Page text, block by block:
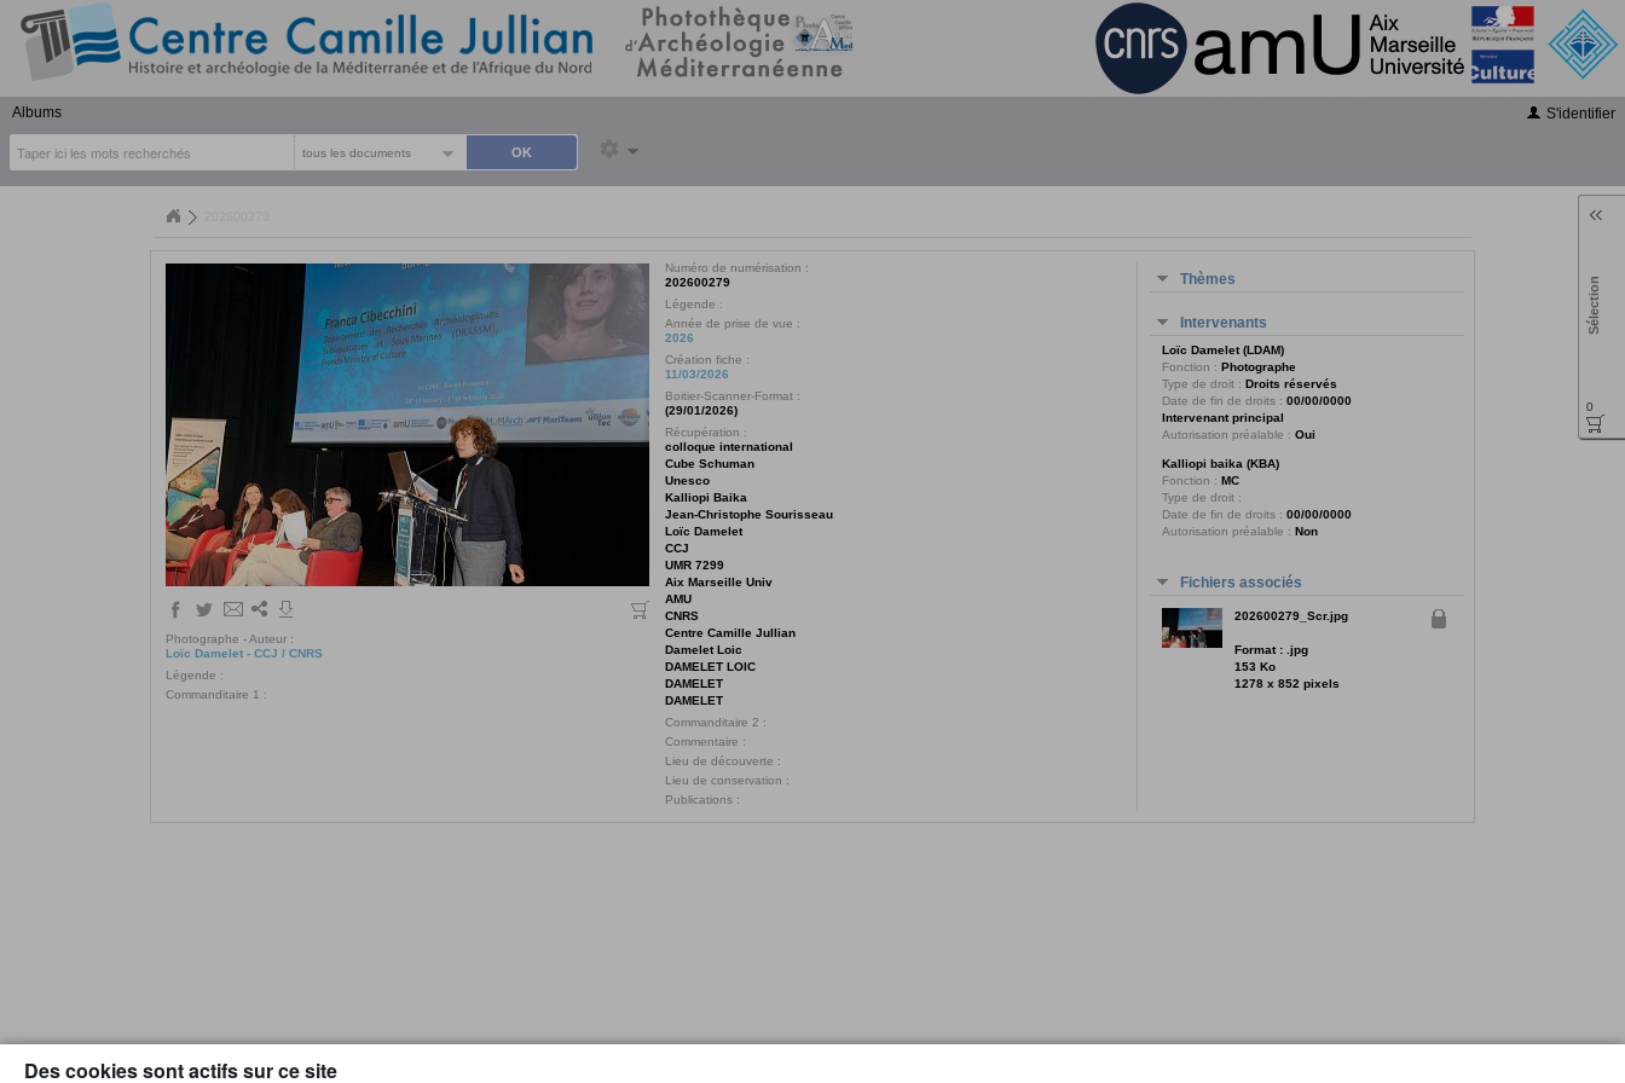
Albums S'identifier
tous les documents
Photographe - Auteur :
Loïc Damelet - CCJ / CNRS
Légende :
Commanditaire 1 :
Numéro de numérisation :
202600279
Légende :
Année de prise de vue :
2026
Création fiche :
11/03/2026
Boitier-Scanner-Format :
(29/01/2026)
Récupération :
colloque international
Cube Schuman
Unesco
Kalliopi Baika
Jean-Christophe Sourisseau
Loïc Damelet
CCJ
UMR 7299
Aix Marseille Univ
AMU
CNRS
Centre Camille Jullian
Damelet Loic
DAMELET LOIC
DAMELET
DAMELET
Commanditaire 2 :
Commentaire :
Lieu de découverte :
Lieu de conservation :
Publications :
Thèmes
Intervenants
Loïc Damelet (LDAM)
Fonction : Photographe
Type de droit : Droits réservés
Date de fin de droits : 00/00/0000
Intervenant principal
Autorisation préalable : Oui
Kalliopi baika (KBA)
Fonction : MC
Type de droit :
Date de fin de droits : 00/00/0000
Autorisation préalable : Non
Fichiers associés
202600279_Scr.jpg
Format : .jpg
153 Ko
1278 x 852 pixels
Sélection
0
Des cookies sont actifs sur ce site